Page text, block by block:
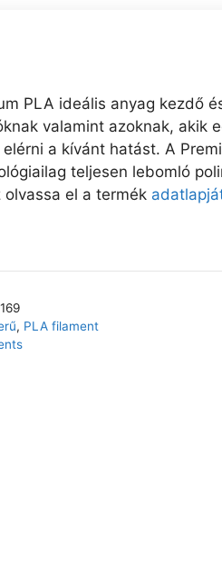
PLA ideális anyag kezdő
valamint azoknak, akik
a kívánt hatást. A
teljesen lebomló
el a termék
, PLA filament